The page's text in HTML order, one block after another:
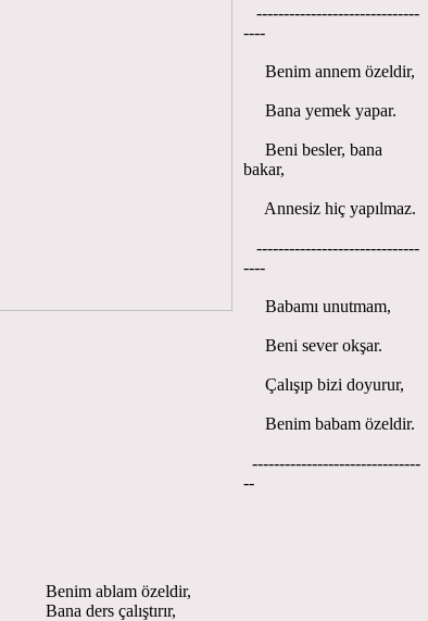
------------------------------
----
Benim annem özeldir,
Bana yemek yapar.
Beni besler, bana
bakar,
Annesiz hiç yapılmaz.
------------------------------
----
Babamı unutmam,
Beni sever okşar.
Çalışıp bizi doyurur,
Benim babam özeldir.
-------------------------------
--
Benim ablam özeldir,
Bana ders çalıştırır,